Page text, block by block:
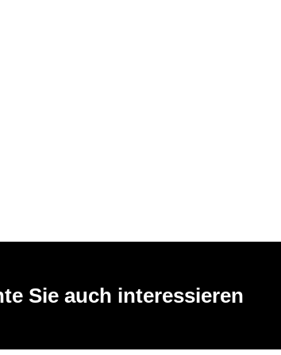
Sie auch interessieren